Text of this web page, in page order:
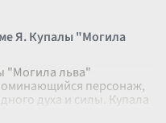
Я. Купалы "Могила
"Могила льва"
персонаж,
духа и силы. Купала